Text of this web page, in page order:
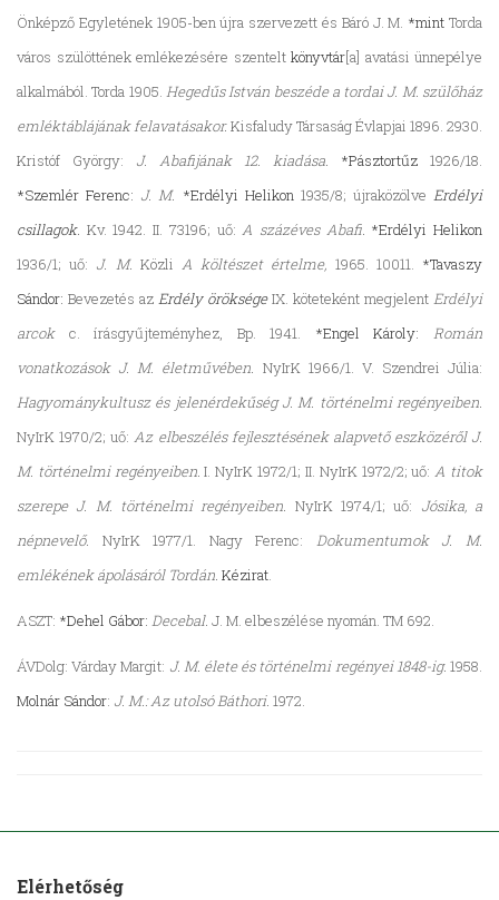
Önképző Egyletének 1905-ben újra szervezett és Báró J. M. *mint Torda
város szülöttének emlékezésére szentelt könyvtár[a] avatási ünnepélye
alkalmából. Torda 1905. Hegedűs István beszéde a tordai J. M. szülőház
emléktáblájának felavatásakor.Kisfaludy Társaság Évlapjai 1896. 2930.
Kristóf György: J. Abafijának 12. kiadása. *Pásztortűz 1926/18.
*Szemlér Ferenc: J. M. *Erdélyi Helikon1935/8; újraközölve Erdélyi
csillagok. Kv. 1942. II. 73196; uő:A százéves Abafi. *Erdélyi Helikon
1936/1; uő: J. M. KözliA költészet értelme, 1965. 10011. *Tavaszy
Sándor: Bevezetés az Erdély örökségeIX. köteteként megjelent Erdélyi
arcokc. írásgyűjteményhez, Bp. 1941. *Engel Károly:
Román
vonatkozások J. M. életművében. NyIrK 1966/1. V. Szendrei Júlia:
Hagyománykultusz és jelenérdekűség J. M. történelmi regényeiben.
NyIrK 1970/2; uő:Az elbeszélés fejlesztésének alapvető eszközéről J.
M. történelmi regényeiben. I. NyIrK 1972/1; II. NyIrK 1972/2; uő:A titok
szerepe J. M. történelmi regényeiben. NyIrK 1974/1; uő: Jósika, a
népnevelő. NyIrK 1977/1. Nagy Ferenc: Dokumentumok J. M.
emlékének ápolásáról Tordán. Kézirat.
ASZT: *Dehel Gábor: Decebal. J. M. elbeszélése nyomán. TM 692.
ÁVDolg: Várday Margit: J. M. élete és történelmi regényei 1848-ig. 1958.
Molnár Sándor: J. M.: Az utolsó Báthori. 1972.
Elérhetőség